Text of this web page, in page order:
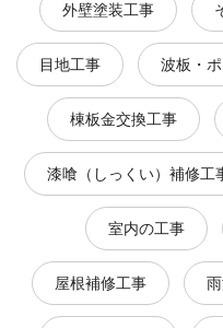
外壁塗装工事
目地工事 波板・
棟板金交換工事
漆喰（しっくい）補修工
室内の工事
屋根補修工事